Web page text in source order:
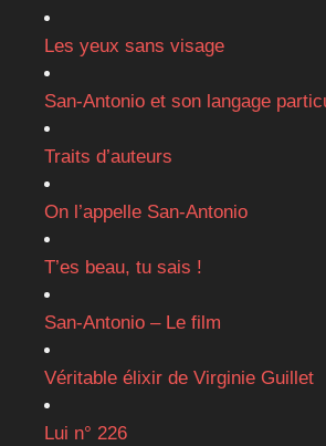
Les yeux sans visage
San-Antonio et son langage
Traits d’auteurs
On l’appelle San-Antonio
T’es beau, tu sais !
San-Antonio – Le film
Véritable élixir de Virginie Guillet
Lui n° 226